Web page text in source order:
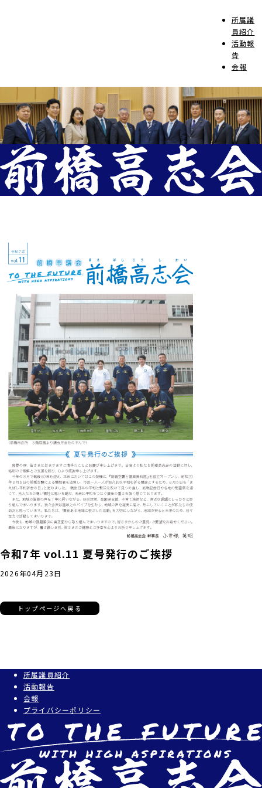
所属議
員紹介
活動報
告
会報
令和7年 vol.11 夏号発行のご挨拶
2026年04月23日
トップページへ戻る
所属議員紹介
活動報告
会報
プライバシーポリシー